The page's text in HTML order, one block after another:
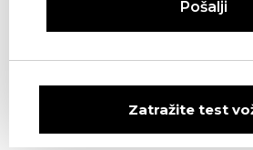
Pošalji
Zatražite test